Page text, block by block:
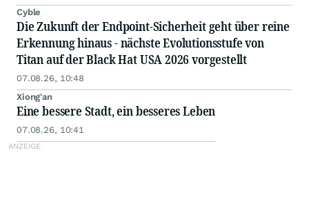
Cyble
Die Zukunft der Endpoint-Sicherheit geht über reine
Erkennung hinaus - nächste Evolutionsstufe von
Titan auf der Black Hat USA 2026 vorgestellt
07.08.26, 10:48
Xiong'an
Eine bessere Stadt, ein besseres Leben
07.08.26, 10:41